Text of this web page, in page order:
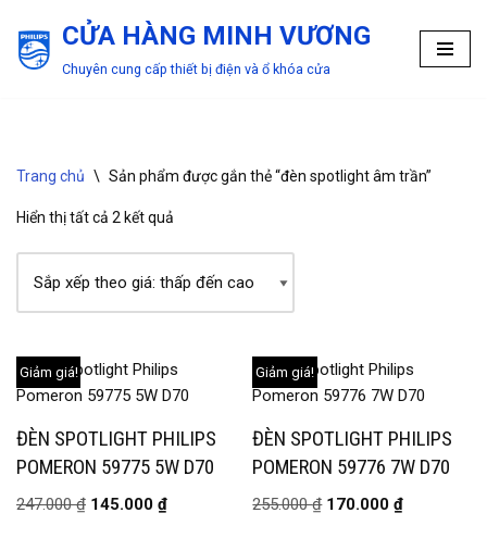
Chuyển
CỬA HÀNG MINH VƯƠNG
Chuyên cung cấp thiết bị điện và ổ khóa cửa
Trang chủ \ Sản phẩm được gắn thẻ “đèn spotlight âm trần”
Hiển thị tất cả 2 kết quả
Giảm giá!
ĐÈN SPOTLIGHT PHILIPS
POMERON 59775 5W D70
247.000₫ 145.000 ₫
Giảm giá!
ĐÈN SPOTLIGHT PHILIPS
POMERON 59776 7W D70
255.000₫ 170.000₫